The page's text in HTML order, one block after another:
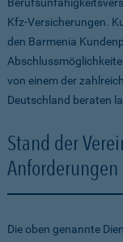
Kfz-Versicherungen.
den Barmenia
von einem der
Deutschland beraten
Stand der
Anforderungen
Die oben genannte